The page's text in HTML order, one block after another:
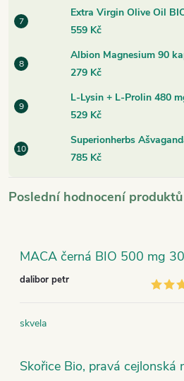
Extra Virgin Olive Oil
559 Kč
Albion Magnesium 90
279 Kč
L-Lysin + L-Prolin 480
529 Kč
Superionherbs
785 Kč
Poslední hodnocení produktů
MACA černá BIO 500 mg
dalibor petr
skvela